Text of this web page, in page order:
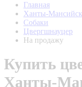
Главная
Ханты-
Собаки
Цвергшнауцер
На продажу
Купить
Ханты-